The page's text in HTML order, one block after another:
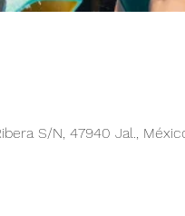
S/N, 47940 Jal.,